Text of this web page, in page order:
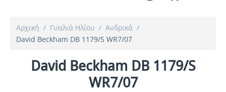
Αρχική / Γυαλιά Ηλίου / Ανδρικά /
David Beckham DB 1179/S WR7/07
David Beckham DB 1179/S
WR7/07